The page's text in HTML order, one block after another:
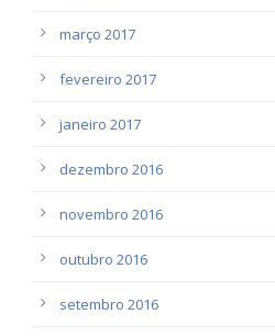
março 2017
fevereiro 2017
janeiro 2017
dezembro 2016
novembro 2016
outubro 2016
setembro 2016